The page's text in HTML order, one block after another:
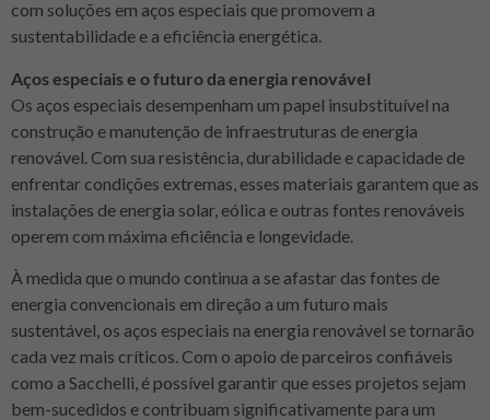
com soluções em aços especiais que promovem a
sustentabilidade e a eficiência energética.
Aços especiais e o futuro da energia renovável
Os aços especiais desempenham um papel insubstituível na
construção e manutenção de infraestruturas de energia
renovável. Com sua resistência, durabilidade e capacidade de
enfrentar condições extremas, esses materiais garantem que as
instalações de energia solar, eólica e outras fontes renováveis
operem com máxima eficiência e longevidade.
À medida que o mundo continua a se afastar das fontes de
energia convencionais em direção a um futuro mais
sustentável, os aços especiais na energia renovável se tornarão
cada vez mais críticos. Com o apoio de parceiros confiáveis
como a Sacchelli, é possível garantir que esses projetos sejam
bem-sucedidos e contribuam significativamente para um